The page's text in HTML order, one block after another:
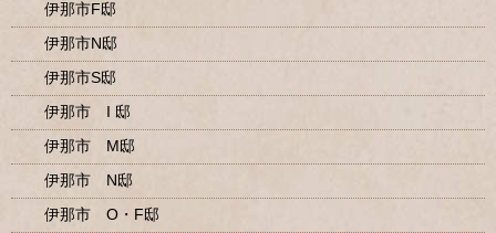
伊那市F邸
伊那市N邸
伊那市S邸
伊那市 I 邸
伊那市 M邸
伊那市 N邸
伊那市 O・F邸